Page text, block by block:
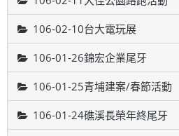
106-02-10台大電玩展
106-01-26錦宏企業尾牙
106-01-25青埔建案/春節活動
106-01-24礁溪長榮年終尾牙